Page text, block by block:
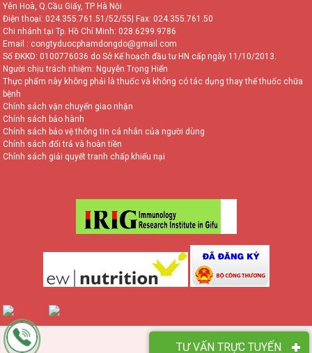
Yên Hoà, Q.Cầu Giấy, TP Hà Nội
Điện thoại: 024.355.761.51/52/55| Fax: 024.355.761.50
Chi nhánh tại Tp. Hồ Chí Minh: 028.6299.9786
Email : congtyduocphamdongdo@gmail.com
Số ĐKKD: 0100776036 do Sở Kế hoạch đầu tư HN cấp ngày 11/10/2013.
Người chịu trách nhiệm: Nguyễn Trọng Hiển
Thực phẩm này không phải là thuốc và không có tác dụng thay thế thuốc chữa
bệnh
Chính sách vận chuyển giao nhận
Chính sách bảo hành
Chính sách bảo vệ thông tin cá nhân của người dùng
Chính sách đổi trả và hoàn tiền
Chính sách giải quyết tranh chấp khiếu nại
TƯ VẤN TRỰC TUYẾN